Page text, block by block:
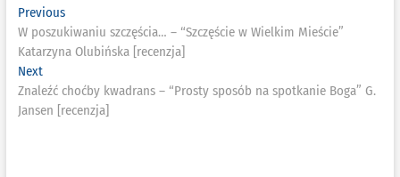
Nawigacja
wpisu
PreviousPrevious
post:
W poszukiwaniu szczęścia… – “Szczęście w Wielkim Mieście”
Katarzyna Olubińska [recenzja]
NextNext
post:
Znaleźć choćby kwadrans – “Prosty sposób na spotkanie Boga” G.
Jansen [recenzja]